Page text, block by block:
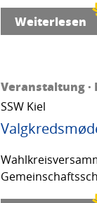
Weiterlesen
Veranstaltung ·
SSW Kiel